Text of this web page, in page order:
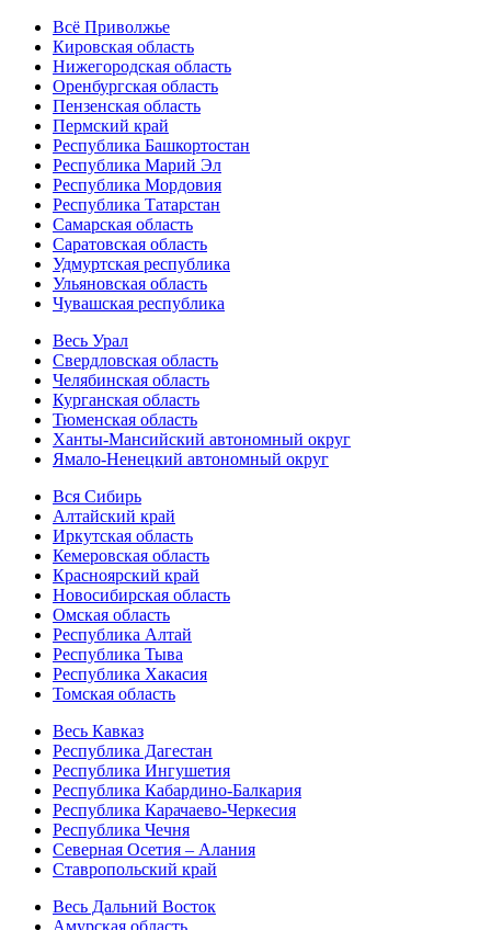
Всё Приволжье
Кировская область
Нижегородская область
Оренбургская область
Пензенская область
Пермский край
Республика Башкортостан
Республика Марий Эл
Республика Мордовия
Республика Татарстан
Самарская область
Саратовская область
Удмуртская республика
Ульяновская область
Чувашская республика
Весь Урал
Свердловская область
Челябинская область
Курганская область
Тюменская область
Ханты-Мансийский автономный округ
Ямало-Ненецкий автономный округ
Вся Сибирь
Алтайский край
Иркутская область
Кемеровская область
Красноярский край
Новосибирская область
Омская область
Республика Алтай
Республика Тыва
Республика Хакасия
Томская область
Весь Кавказ
Республика Дагестан
Республика Ингушетия
Республика Кабардино-Балкария
Республика Карачаево-Черкесия
Республика Чечня
Северная Осетия – Алания
Ставропольский край
Весь Дальний Восток
Амурская область